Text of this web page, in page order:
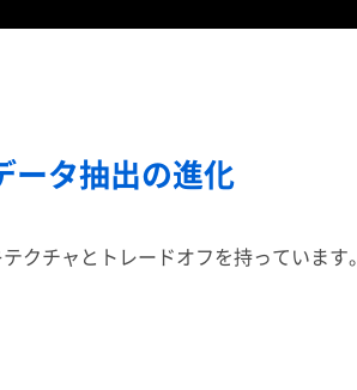
ータ抽出の進化
クチャとトレードオフを持っています。